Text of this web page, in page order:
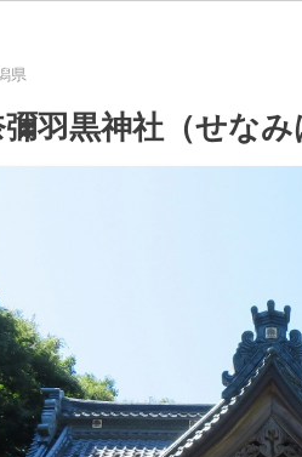
県
羽黒神社（せなみ